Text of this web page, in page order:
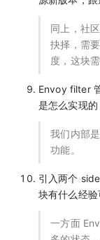
同上，社
抉择，需
度，这块
Envoy filter
是怎么实现
我们内部
功能。
引入两个
块有什么经
一方面